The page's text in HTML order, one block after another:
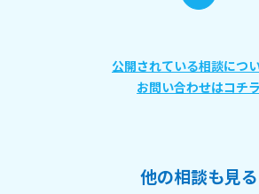
公開されている相談につ
お問い合わせはコチラ
他の相談も見る